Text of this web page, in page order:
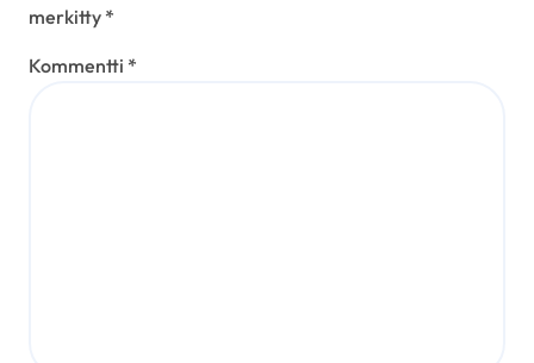
merkitty *
Kommentti *